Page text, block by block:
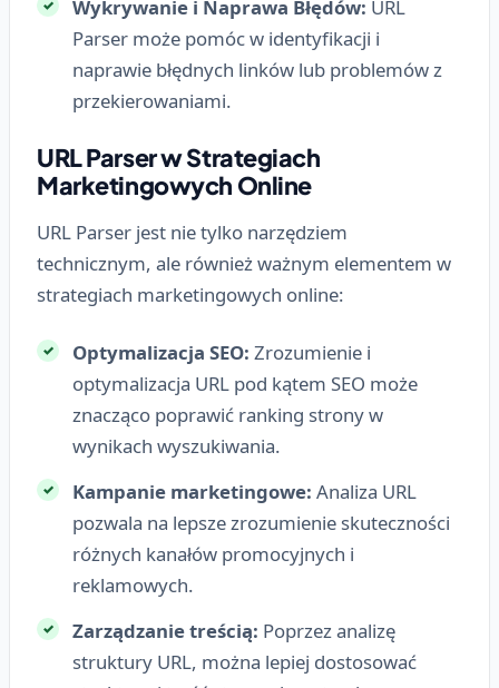
Wykrywanie i Naprawa Błędów: URL
Parser może pomóc w identyfikacji i
naprawie błędnych linków lub problemów z
przekierowaniami.
URL Parser w Strategiach
Marketingowych Online
URL Parser jest nie tylko narzędziem
technicznym, ale również ważnym elementem w
strategiach marketingowych online:
Optymalizacja SEO: Zrozumienie i
optymalizacja URL pod kątem SEO może
znacząco poprawić ranking strony w
wynikach wyszukiwania.
Kampanie marketingowe: Analiza URL
pozwala na lepsze zrozumienie skuteczności
różnych kanałów promocyjnych i
reklamowych.
Zarządzanie treścią: Poprzez analizę
struktury URL, można lepiej dostosować